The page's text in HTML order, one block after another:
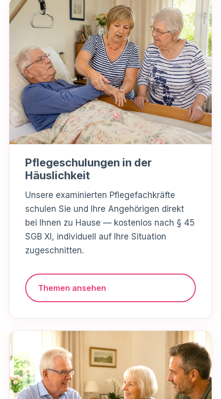
Pflegeschulungen in der
Häuslichkeit
Unsere examinierten Pflegefachkräfte
schulen Sie und Ihre Angehörigen direkt
bei Ihnen zu Hause — kostenlos nach § 45
SGB XI, individuell auf Ihre Situation
zugeschnitten.
Themen ansehen